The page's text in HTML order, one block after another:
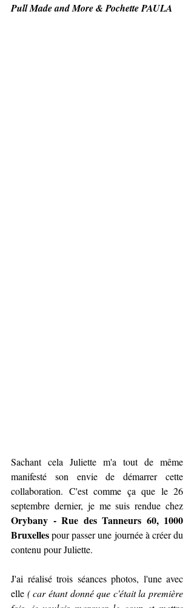
Pull Made and More & Pochette PAULA
Sachant cela Juliette m'a tout de même
manifesté son envie de démarrer cette
collaboration. C'est comme ça que le 26
Orybany - Rue des Tanneurs 60, 1000
Bruxelles pour passer une journée à créer du
contenu pour Juliette.
J'ai réalisé trois séances photos, l'une avec
elle ( car étant donné que c'était la première